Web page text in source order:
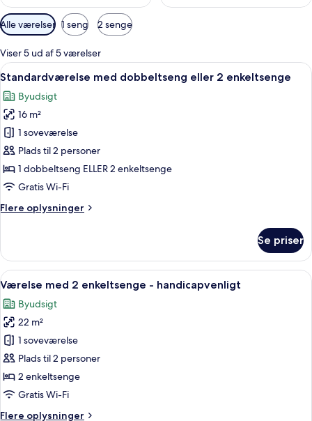
Tilgængelige
filtre
for
værelser
Alle værelser 1 seng 2 senge
Viser 5 ud af 5 værelser
Indlæs
alle
billeder
af
Standardværelse
med
dobbeltseng
eller
enkeltsenge
Et moderne hotelværelse med seng,
6
Standardværelse med dobbeltseng eller 2 enkeltsenge
Byudsigt
16 m²
1 soveværelse
Plads til 2 personer
1 dobbeltseng ELLER 2 enkeltsenge
Gratis Wi-Fi
Flere oplysninger
Flere
med
dobbeltseng
eller
enkeltsenge
Se priser
Indlæs
alle
billeder
af
Værelse
med
2
enkeltsenge
Et moderne hotelværelse med en
6
Værelse med 2 enkeltsenge - handicapvenligt
Byudsigt
22 m²
1 soveværelse
Plads til 2 personer
2 enkeltsenge
Gratis Wi-Fi
Flere oplysninger
Flere